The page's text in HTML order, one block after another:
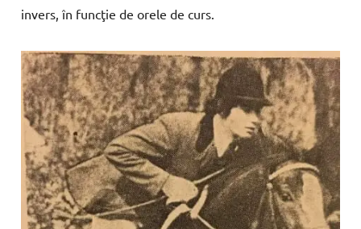
invers, în funcţiedeorele decurs.